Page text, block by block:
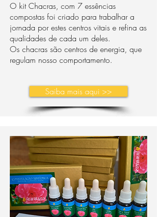
O kit Chacras, com 7 essências
compostas foi criado para trabalhar a
jornada por estes centros vitais e refina as
qualidades de cada um deles.
Os chacras são centros de energia, que
regulam nosso comportamento.
Saiba mais aqui >>